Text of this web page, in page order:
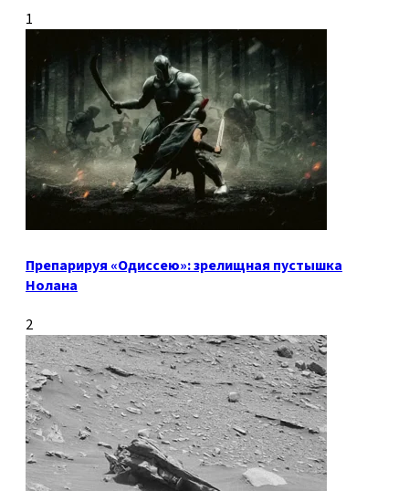
1
Препарируя «Одиссею»: зрелищная пустышка
Нолана
2